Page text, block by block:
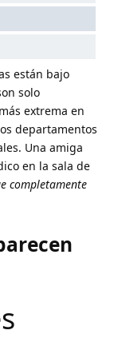
están bajo
solo
extrema en
departamentos
Una amiga
en la sala de
completamente